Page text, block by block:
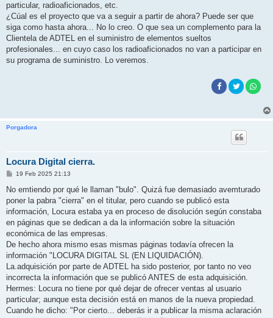
particular, radioaficionados, etc.
¿Cúal es el proyecto que va a seguir a partir de ahora? Puede ser que
siga como hasta ahora... No lo creo. O que sea un complemento para la
Clientela de ADTEL en el suministro de elementos sueltos
profesionales... en cuyo caso los radioaficionados no van a participar en
su programa de suministro. Lo veremos.
Porgadora
Locura Digital cierra.
M
n
a
j
19 Feb 2025 21:13
No emtiendo por qué le llaman "bulo". Quizá fue demasiado avemturado
poner la pabra "cierra" en el titular, pero cuando se publicó esta
información, Locura estaba ya en proceso de disolución según constaba
en páginas que se dedican a da la información sobre la situación
económica de las empresas.
De hecho ahora mismo esas mismas páginas todavía ofrecen la
información "LOCURA DIGITAL SL (EN LIQUIDACIÓN).
La.adquisición por parte de ADTEL ha sido posterior, por tanto no veo
incorrecta la información que se publicó ANTES de esta adquisición.
Hermes: Locura no tiene por qué dejar de ofrecer ventas al usuario
particular; aunque esta decisión está en manos de la nueva propiedad.
Cuando he dicho: "Por cierto... deberás ir a publicar la misma aclaración